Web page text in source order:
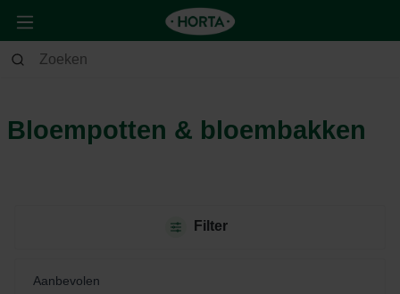
Tuin Buitenleven
Bloempotten & bloembakken
Filter